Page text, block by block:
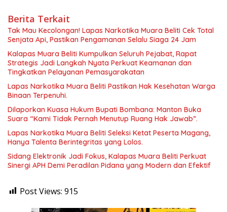
Berita Terkait
Tak Mau Kecolongan! Lapas Narkotika Muara Beliti Cek Total
Senjata Api, Pastikan Pengamanan Selalu Siaga 24 Jam
Kalapas Muara Beliti Kumpulkan Seluruh Pejabat, Rapat
Strategis Jadi Langkah Nyata Perkuat Keamanan dan
Tingkatkan Pelayanan Pemasyarakatan
Lapas Narkotika Muara Beliti Pastikan Hak Kesehatan Warga
Binaan Terpenuhi.
Dilaporkan Kuasa Hukum Bupati Bombana: Manton Buka
Suara “Kami Tidak Pernah Menutup Ruang Hak Jawab”.
Lapas Narkotika Muara Beliti Seleksi Ketat Peserta Magang,
Hanya Talenta Berintegritas yang Lolos.
Sidang Elektronik Jadi Fokus, Kalapas Muara Beliti Perkuat
Sinergi APH Demi Peradilan Pidana yang Modern dan Efektif
Post Views: 915